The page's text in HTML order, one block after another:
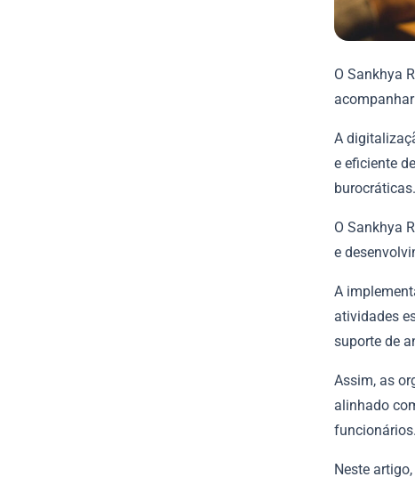
O Sankhya
A
e eficiente
burocráticas.
O Sankhya
e
A
atividades
suporte de
Assim, as
alinhado
funcionários.
Neste